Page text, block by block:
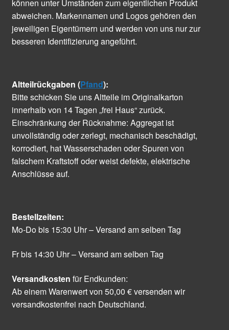
können unter Umständen zum eigentlichen Produkt
abweichen. Markennamen und Logos gehören den
jeweiligen Eigentümern und werden von uns nur zur
besseren Identifizierung angeführt.
Altteilrückgaben (Pfand):
Bitte schicken Sie uns Altteile im Originalkarton
innerhalb von 14 Tagen „frei Haus“ zurück.
Einschränkung der Rücknahme: Aggregat ist
unvollständig oder zerlegt, mechanisch beschädigt,
korrodiert, hat Wasserschaden oder Spuren von
falschem Kraftstoff oder weist defekte, elektrische
Anschlüsse auf.
Bestellzeiten:
Mo-Do bis 15:30 Uhr – Versand am selben Tag
Fr bis 14:30 Uhr – Versand am selben Tag
Versandkosten für Endkunden:
Ab einem Warenwert von 50,00 € versenden wir
versandkostenfrei nach Deutschland.